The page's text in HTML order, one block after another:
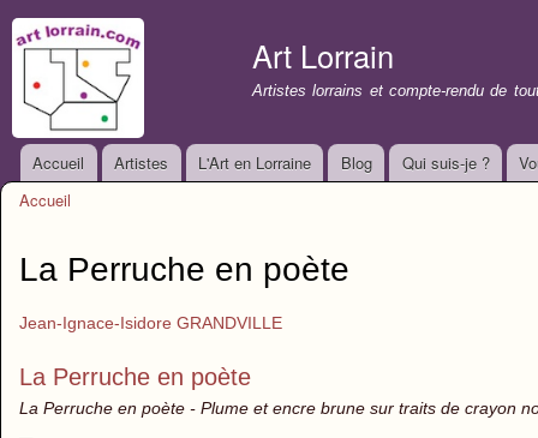
Art Lorrain
Artistes lorrains et compte-rendu de
Menu principal
Accueil Artistes L'Art en Lorraine Blog Qui suis-je ?
Accueil
La Perruche en poète
Jean-Ignace-Isidore GRANDVILLE
La Perruche en poète
La Perruche en poète - Plume et encre brune sur traits de crayon